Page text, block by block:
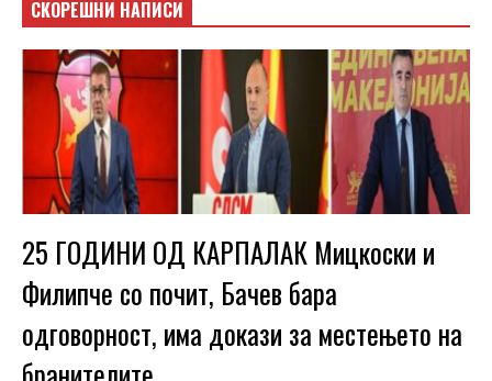
СКОРЕШНИ НАПИСИ
25 ГОДИНИ ОД КАРПАЛАК Мицкоски и
Филипче со почит, Бачев бара
одговорност, има докази за местењето на